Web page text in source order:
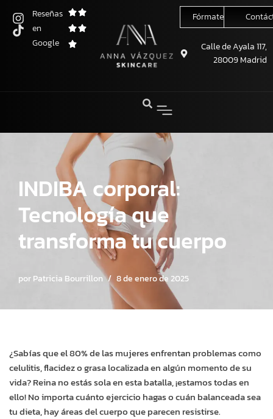
Saltar
Reseñas
en
Google
Fórmate conmigo
Calle de Ayala 117,
28009 Madrid
INDIBA corporal:
Tecnología que
transforma tu cuerpo
por Patricia Bourrillon 8 de enero de 2025
¿Sabías que el 80% de las mujeres enfrentan problemas como
celulitis, flacidez o grasa localizada en algún momento de su
vida? Reina no estás sola en esta batalla, ¡estamos todas en
ello! No importa cuánto ejercicio hagas o cuán balanceada sea
tu dieta, hay áreas del cuerpo que parecen resistirse.